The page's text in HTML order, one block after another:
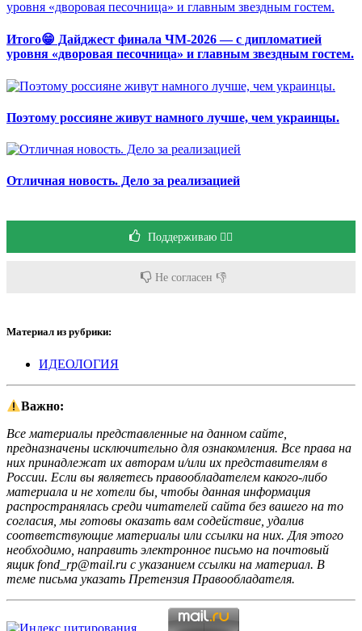
Итого😁 Дайджест финала ЧМ-2026 — с дипломатией
уровня «дворовая песочница» и главным звездным гостем.
Поэтому россияне живут намного лучше, чем украинцы.
Отличная новость. Дело за реализацией
Поддерживаю 👍🏻
Не согласен 👎
Материал из рубрики:
ИДЕОЛОГИЯ
Важно:
Все материалы представленные на данном сайте,
предназначены исключительно для ознакомления. Все права на
них принадлежат их авторам и/или их представителям в
России. Если вы являетесь правообладателем какого-либо
материала и не хотели бы, чтобы данная информация
распространялась среди читателей сайта без вашего на то
согласия, мы готовы оказать вам содействие, удалив
соответствующие материалы или ссылки на них. Для этого
необходимо, направить электронное письмо на почтовый
ящик fond_rp@mail.ru с указанием ссылки на материал. В
теме письма указать Претензия Правообладателя.